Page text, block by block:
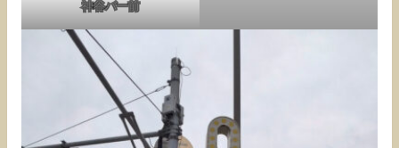
神谷バー前